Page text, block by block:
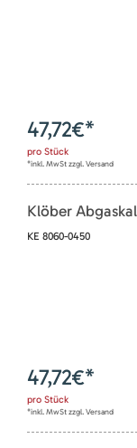
47,72€*
pro Stück
*inkl. MwSt zzgl. Versand
Klöber
KE 8060-0450
47,72€*
pro Stück
*inkl. MwSt zzgl. Versand